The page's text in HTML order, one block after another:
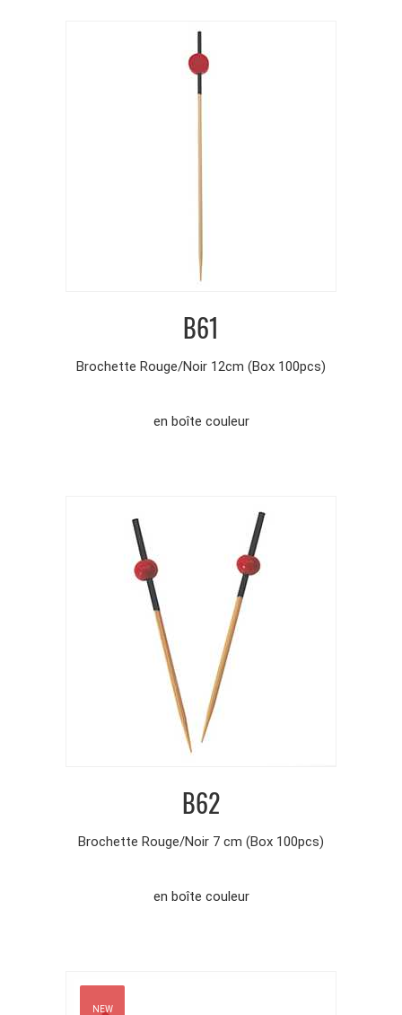
B61
Brochette Rouge/Noir 12cm (Box 100pcs)
en boîte couleur
B62
Brochette Rouge/Noir 7 cm (Box 100pcs)
en boîte couleur
NEW